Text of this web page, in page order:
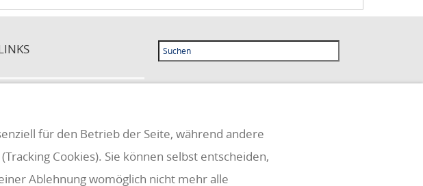
für den Betrieb der Seite, während andere
Cookies). Sie können selbst entscheiden,
Ablehnung womöglich nicht mehr alle